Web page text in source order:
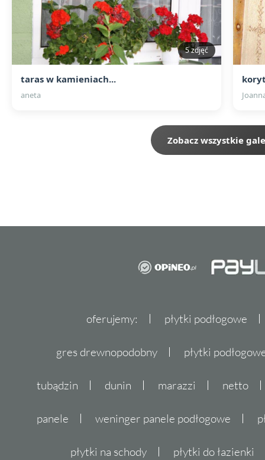
5 zdjęć
taras w kamieniach...
aneta
Zobacz wszystkie
oferujemy: płytki podłogowe
gres drewnopodobny płytki
tubądzin dunin marazzi netto
panele weninger panele podłogowe
płytki na schody płytki do łazienki